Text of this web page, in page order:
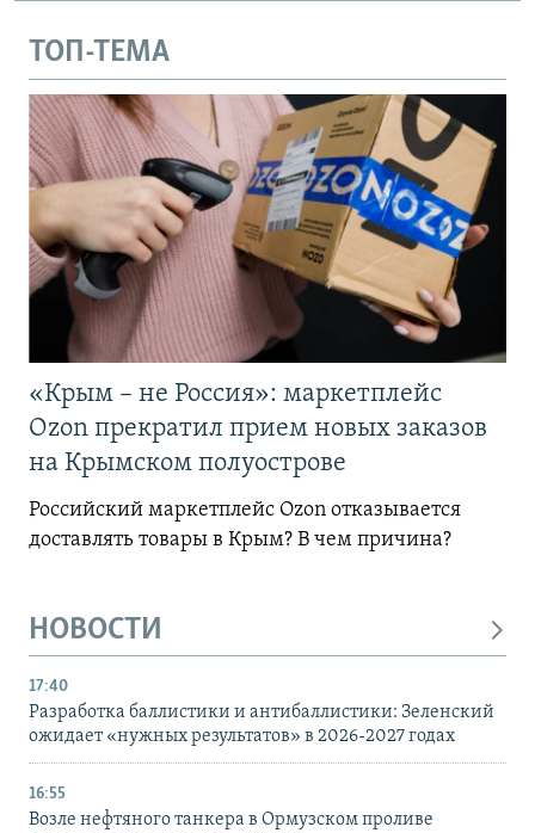
ТОП-ТЕМА
«Крым – не Россия»: маркетплейс
Ozon прекратил прием новых заказов
на Крымском полуострове
Российский маркетплейс Ozon отказывается
доставлять товары в Крым? В чем причина?
НОВОСТИ
17:40
Разработка баллистики и антибаллистики: Зеленский
ожидает «нужных результатов» в 2026-2027 годах
16:55
Возле нефтяного танкера в Ормузском проливе